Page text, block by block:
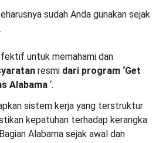
sudah Anda gunakan sejak
untuk memahami dan
resmi dari program ‘Get
Alabama ‘.
sistem kerja yang terstruktur
kepatuhan terhadap kerangka
Alabama sejak awal dan